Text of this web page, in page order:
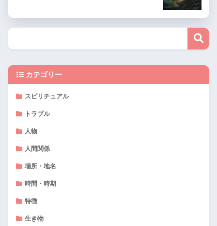
カテゴリー
スピリチュアル
トラブル
人物
人間関係
場所・地名
時間・時期
特徴
生き物